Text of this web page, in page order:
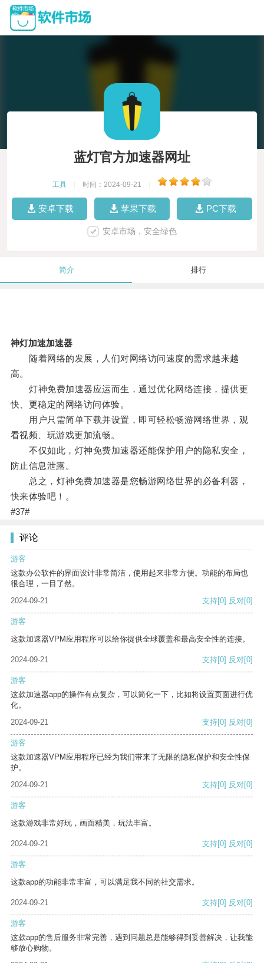
蓝灯官方加速器网址
工具 时间：2024-09-21
安卓下载 苹果下载 PC下载
安卓市场，安全绿色
简介 排行
神灯加速加速器
随着网络的发展，人们对网络访问速度的需求越来越
高。
灯神免费加速器应运而生，通过优化网络连接，提供更
快、更稳定的网络访问体验。
用户只需简单下载并设置，即可轻松畅游网络世界，观
看视频、玩游戏更加流畅。
不仅如此，灯神免费加速器还能保护用户的隐私安全，
防止信息泄露。
总之，灯神免费加速器是您畅游网络世界的必备利器，
快来体验吧！。
#37#
评论
游客
这款办公软件的界面设计非常简洁，使用起来非常方便。功能的布局也
很合理，一目了然。
2024-09-21
支持[0] 反对[0]
游客
这款加速器VPM应用程序可以给你提供全球覆盖和最高安全性的连接。
2024-09-21 支持[0] 反对[0]
游客
这款加速器app的操作有点复杂，可以简化一下，比如将设置页面进行优
化。
2024-09-21
支持[0] 反对[0]
游客
这款加速器VPM应用程序已经为我们带来了无限的隐私保护和安全性保
护。
2024-09-21
支持[0] 反对[0]
游客
这款游戏非常好玩，画面精美，玩法丰富。
2024-09-21 支持[0] 反对[0]
游客
这款app的功能非常丰富，可以满足我不同的社交需求。
2024-09-21 支持[0] 反对[0]
游客
这款app的售后服务非常完善，遇到问题总是能够得到妥善解决，让我能
够放心购物。